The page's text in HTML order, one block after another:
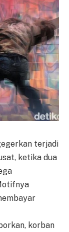
terjadi
ketika dua
korban